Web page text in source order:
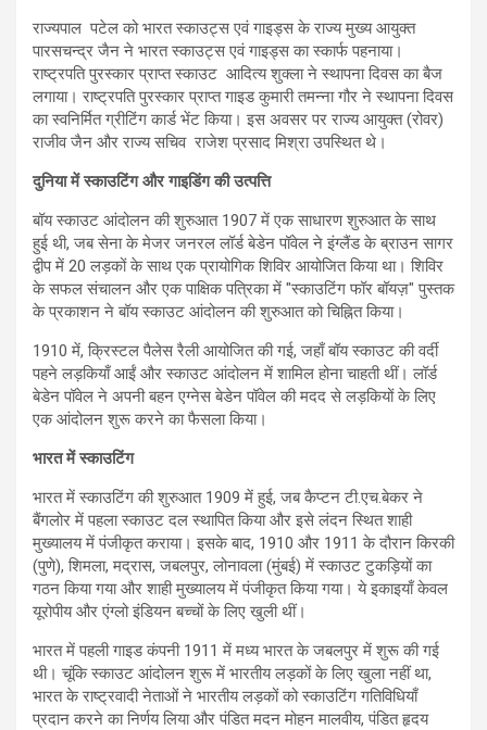
राज्यपाल पटेल को भारत स्काउट्स एवं गाइड्स के राज्य मुख्य आयुक्त
पारसचन्द्र जैन ने भारत स्काउट्स एवं गाइड्स का स्कार्फ पहनाया।
राष्ट्रपति पुरस्कार प्राप्त स्काउट आदित्य शुक्ला ने स्थापना दिवस का बैज
लगाया। राष्ट्रपति पुरस्कार प्राप्त गाइड कुमारी तमन्ना गौर ने स्थापना दिवस
का स्वनिर्मित ग्रीटिंग कार्ड भेंट किया। इस अवसर पर राज्य आयुक्त (रोवर)
राजीव जैन और राज्य सचिव राजेश प्रसाद मिश्रा उपस्थित थे।
दुनिया में स्काउटिंग और गाइडिंग की उत्पत्ति
बॉय स्काउट आंदोलन की शुरुआत 1907 में एक साधारण शुरुआत के साथ
हुई थी, जब सेना के मेजर जनरल लॉर्ड बेडेन पॉवेल ने इंग्लैंड के ब्राउन सागर
द्वीप में 20 लड़कों के साथ एक प्रायोगिक शिविर आयोजित किया था। शिविर
के सफल संचालन और एक पाक्षिक पत्रिका में "स्काउटिंग फॉर बॉयज़" पुस्तक
के प्रकाशन ने बॉय स्काउट आंदोलन की शुरुआत को चिह्नित किया।
1910 में, क्रिस्टल पैलेस रैली आयोजित की गई, जहाँ बॉय स्काउट की वर्दी
पहने लड़कियाँ आईं और स्काउट आंदोलन में शामिल होना चाहती थीं। लॉर्ड
बेडेन पॉवेल ने अपनी बहन एग्नेस बेडेन पॉवेल की मदद से लड़कियों के लिए
एक आंदोलन शुरू करने का फैसला किया।
भारत में स्काउटिंग
भारत में स्काउटिंग की शुरुआत 1909 में हुई, जब कैप्टन टी.एच.बेकर ने
बैंगलोर में पहला स्काउट दल स्थापित किया और इसे लंदन स्थित शाही
मुख्यालय में पंजीकृत कराया। इसके बाद, 1910 और 1911 के दौरान किरकी
(पुणे), शिमला, मद्रास, जबलपुर, लोनावला (मुंबई) में स्काउट टुकड़ियों का
गठन किया गया और शाही मुख्यालय में पंजीकृत किया गया। ये इकाइयाँ केवल
यूरोपीय और एंग्लो इंडियन बच्चों के लिए खुली थीं।
भारत में पहली गाइड कंपनी 1911 में मध्य भारत के जबलपुर में शुरू की गई
थी। चूंकि स्काउट आंदोलन शुरू में भारतीय लड़कों के लिए खुला नहीं था,
भारत के राष्ट्रवादी नेताओं ने भारतीय लड़कों को स्काउटिंग गतिविधियाँ
प्रदान करने का निर्णय लिया और पंडित मदन मोहन मालवीय, पंडित हृदय